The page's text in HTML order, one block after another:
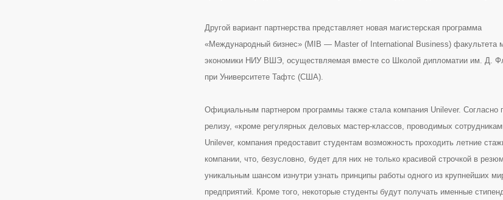
Другой вариант партнерства представляет новая магистерская программа
«Международный бизнес» (MIB — Master of International Business) факультета
экономики НИУ ВШЭ, осуществляемая вместе со Школой дипломатии им. Д.
при Университете Тафтс (США).
Официальным партнером программы также стала компания Unilever. Согласно
релизу, «кроме регулярных деловых мастер-классов, проводимых
Unilever, компания предоставит студентам возможность проходить летние
компании, что, безусловно, будет для них не только красивой строчкой в
уникальным шансом изнутри узнать принципы работы одного из крупнейших
предприятий. Кроме того, некоторые студенты будут получать именные